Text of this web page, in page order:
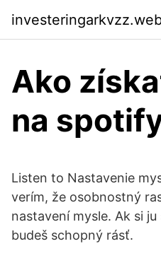
Ako
na
Listen to Nastavenie
verím, že osobnostný
nastavení mysle. Ak si
budeš schopný rásť.